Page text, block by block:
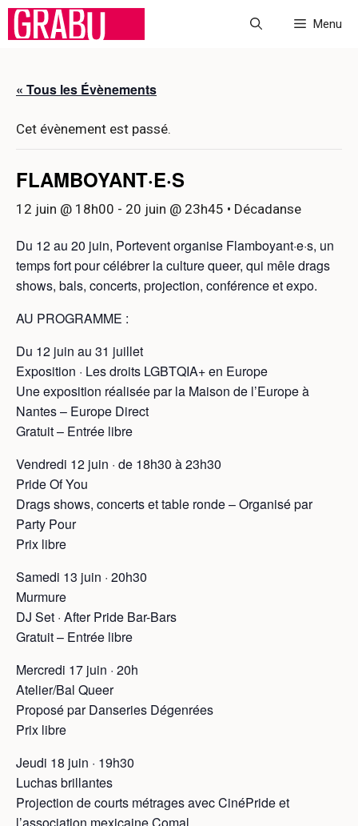
Aller
Menu
« Tous les Évènements
Cet évènement est passé.
FLAMBOYANT·E·S
12 juin @ 18h00 - 20 juin @ 23h45 • Décadanse
Du 12 au 20 juin, Portevent organise Flamboyant·e·s, un
temps fort pour célébrer la culture queer, qui mêle drags
shows, bals, concerts, projection, conférence et expo.
AU PROGRAMME :
Du 12 juin au 31 juillet
Exposition · Les droits LGBTQIA+ en Europe
Une exposition réalisée par la Maison de l’Europe à
Nantes – Europe Direct
Gratuit – Entrée libre
Vendredi 12 juin · de 18h30 à 23h30
Pride Of You
Drags shows, concerts et table ronde – Organisé par
Party Pour
Prix libre
Samedi 13 juin · 20h30
Murmure
DJ Set · After Pride Bar-Bars
Gratuit – Entrée libre
Mercredi 17 juin · 20h
Atelier/Bal Queer
Proposé par Danseries Dégenrées
Prix libre
Jeudi 18 juin · 19h30
Luchas brillantes
Projection de courts métrages avec CinéPride et